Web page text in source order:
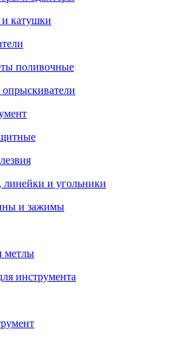
катушки
поливочные
линейки и угольники
и зажимы
метлы
инструмента